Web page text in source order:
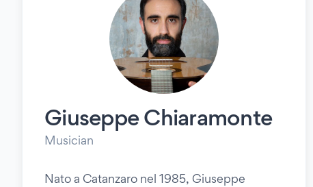
Giuseppe Chiaramonte
Musician
Nato a Catanzaro nel 1985, Giuseppe